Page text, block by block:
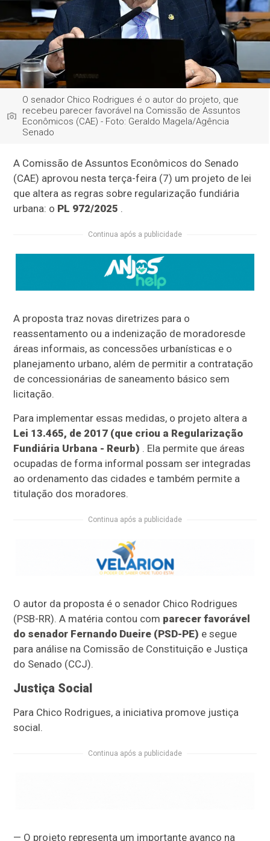
O senador Chico Rodrigues é o autor do projeto, que
recebeu parecer favorável na Comissão de Assuntos
Econômicos (CAE) - Foto: Geraldo Magela/Agência
Senado
A Comissão de Assuntos Econômicos do Senado
(CAE) aprovou nesta terça-feira (7) um projeto de lei
que altera as regras sobre regularização fundiária
urbana: o PL 972/2025 .
Continua após a publicidade
A propostatraz novas diretrizes para o
reassentamento ou a indenização de moradoresde
áreas informais, as concessões urbanísticas e o
planejamento urbano, além de permitir a contratação
de concessionárias de saneamento básico sem
licitação.
Para implementar essas medidas, o projeto altera a
Lei 13.465, de 2017 (que criou a Regularização
Fundiária Urbana - Reurb) . Ela permite que áreas
ocupadas de forma informal possam ser integradas
ao ordenamento das cidades e também permite a
titulação dos moradores.
Continua após a publicidade
O autor da proposta é o senador Chico Rodrigues
(PSB-RR). A matéria contou com parecer favorável
do senador Fernando Dueire (PSD-PE) e segue
para análise na Comissão de Constituição e Justiça
do Senado (CCJ).
Justiça Social
Para Chico Rodrigues, a iniciativa promove justiça
social.
Continua após a publicidade
— O projeto representa um importante avanço na